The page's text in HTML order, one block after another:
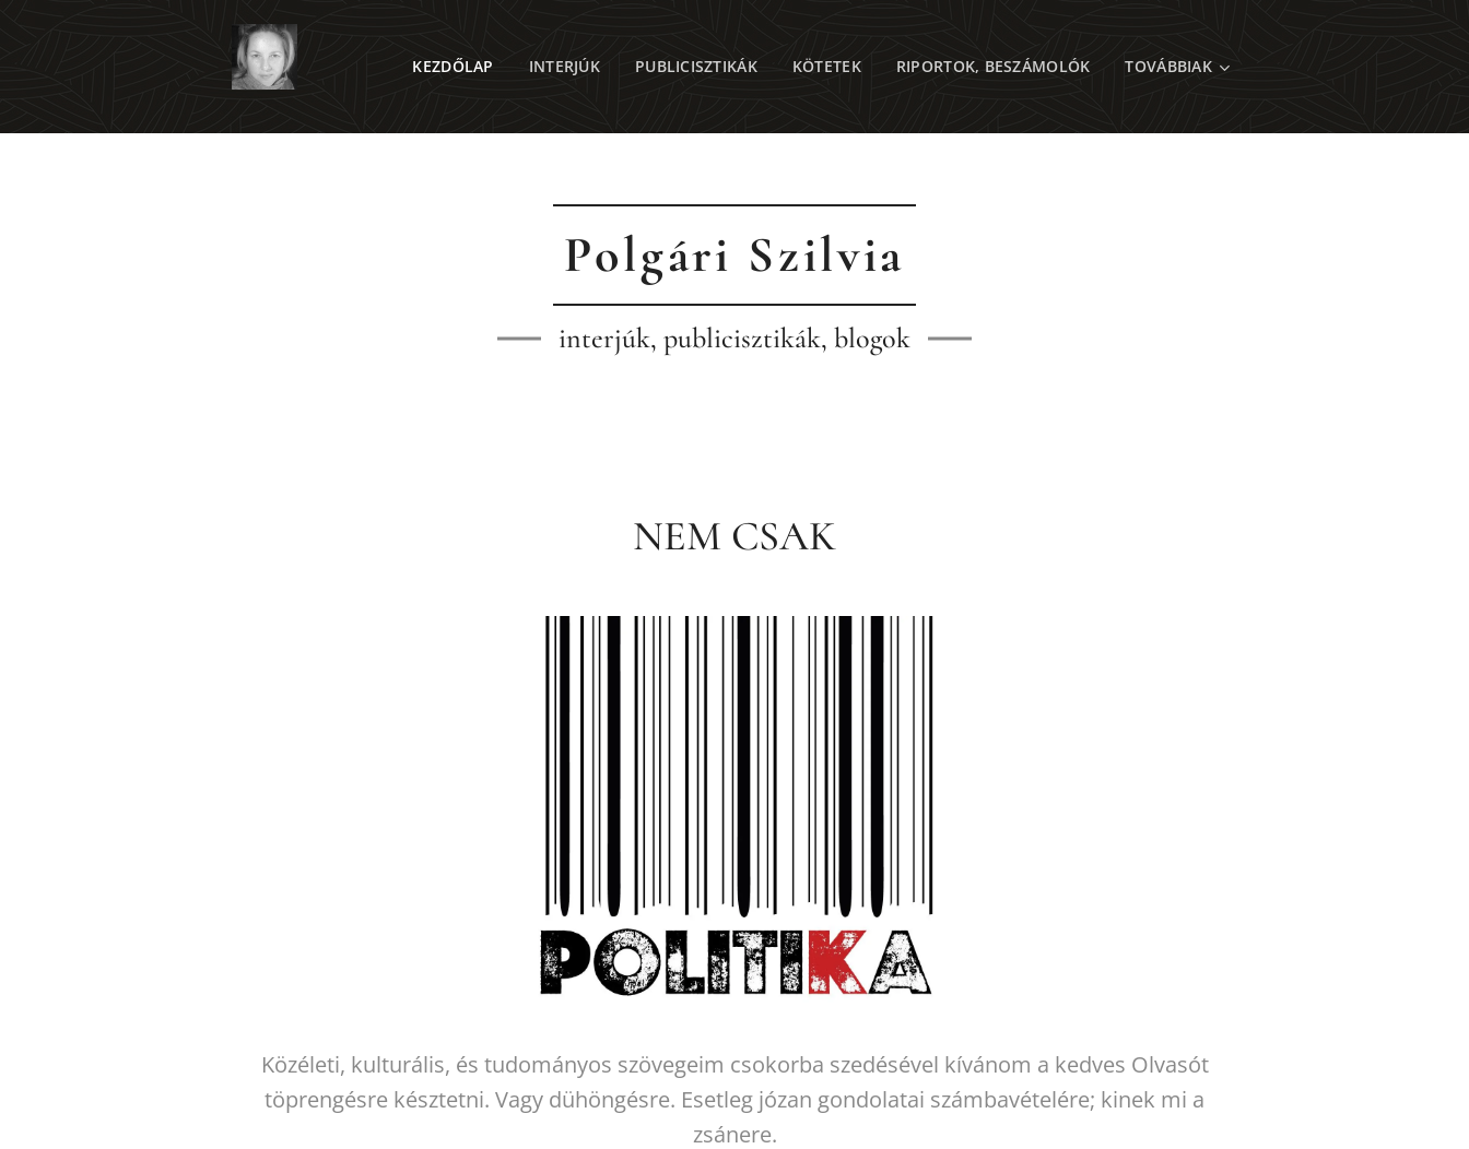
KEZDŐLAP INTERJÚK PUBLICISZTIKÁK KÖTETEK RIPORTOK, BESZÁMOLÓK TOVÁBBIAK
Polgári Szilvia
interjúk, publicisztikák, blogok
NEM CSAK
Közéleti, kulturális, és tudományos szövegeim csokorba szedésével kívánom a kedves Olvasót
töprengésre késztetni. Vagy dühöngésre. Esetleg józan gondolatai számbavételére; kinek mi a
zsánere.